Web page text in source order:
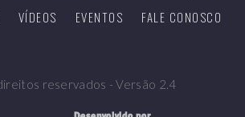
VÍDEOS EVENTOS FALE CONOSCO
reservados - Versão 2.4